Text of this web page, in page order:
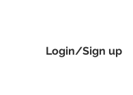
Login/Sign up